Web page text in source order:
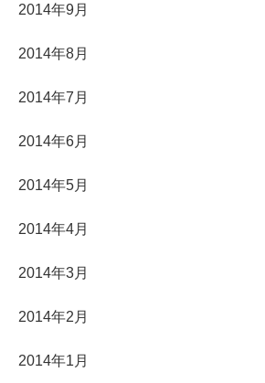
2014年9月
2014年8月
2014年7月
2014年6月
2014年5月
2014年4月
2014年3月
2014年2月
2014年1月